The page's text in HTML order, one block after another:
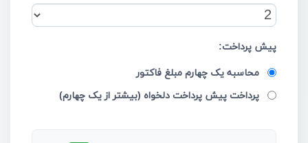
پیش پرداخت:
محاسبه یک چهارم مبلغ فاکتور
پرداخت پیش پرداخت دلخواه (بیشتر از یک چهارم)